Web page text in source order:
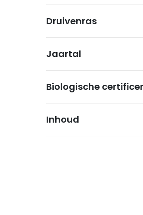
Druivenras
Jaartal
Biologische
Inhoud